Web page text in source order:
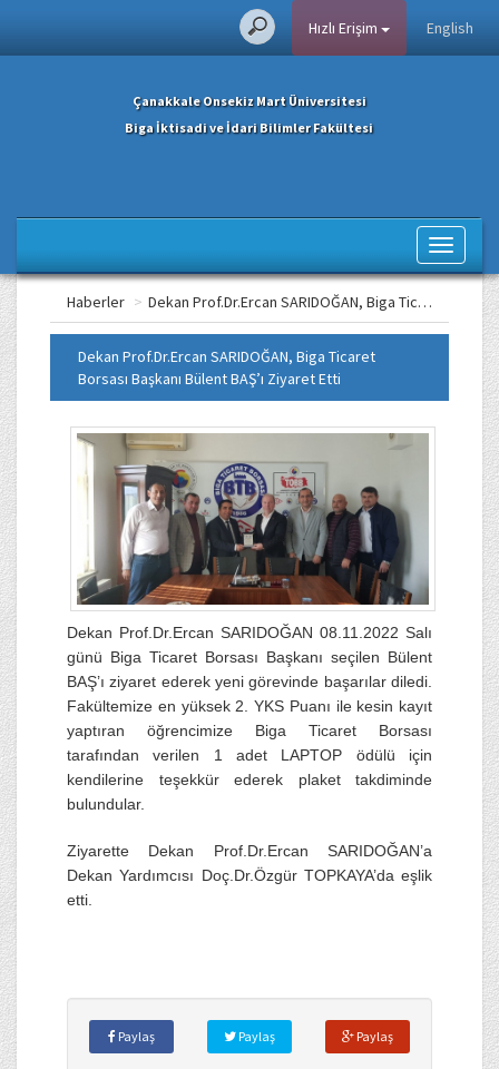
English
Hızlı Erişim
Çanakkale Onsekiz Mart Üniversitesi
Biga İktisadi ve İdari Bilimler Fakültesi
Toggle
Haberler > Dekan Prof.Dr.Ercan SARIDOĞAN, Biga Ticaret Borsası Başkanı Bülent BAŞ’ı Ziyaret Etti
Dekan Prof.Dr.Ercan SARIDOĞAN, Biga Ticaret
Borsası Başkanı Bülent BAŞ’ı Ziyaret Etti
Dekan Prof.Dr.Ercan SARIDOĞAN 08.11.2022 Salı
günü Biga Ticaret Borsası Başkanı seçilen Bülent
BAŞ’ı ziyaret ederek yeni görevinde başarılar diledi.
Fakültemize en yüksek 2. YKS Puanı ile kesin kayıt
yaptıran öğrencimize Biga Ticaret Borsası
tarafından verilen 1 adet LAPTOP ödülü için
kendilerine teşekkür ederek plaket takdiminde
bulundular.
Ziyarette Dekan Prof.Dr.Ercan SARIDOĞAN’a
Dekan Yardımcısı Doç.Dr.Özgür TOPKAYA’da eşlik
etti.
Paylaş Paylaş Paylaş